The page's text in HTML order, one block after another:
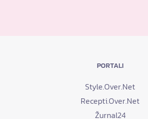
PORTALI
Style.Over.Net
Recepti.Over.Net
Žurnal24